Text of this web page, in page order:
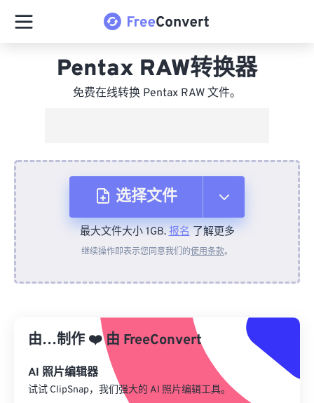
Pentax RAW转换器
免费在线转换 Pentax RAW 文件。
选择文件
从设备
来自 Google Drive
从 OneDrive
最大文件大小 1GB.报名了解更多
继续操作即表示您同意我们的使用条款。
由…制作 ❤️由 FreeConvert
AI 照片编辑器
试试 ClipSnap，我们强大的 AI 照片编辑工具。